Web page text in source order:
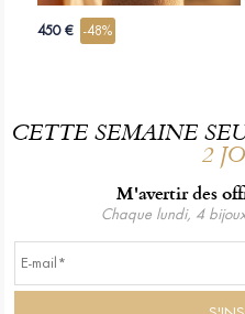
450 € -48%
CETTE SEMAINE
2
M'avertir des
Chaque lundi, 4